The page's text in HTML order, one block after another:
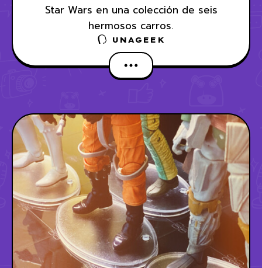
Star Wars en una colección de seis
hermosos carros.
UNAGEEK